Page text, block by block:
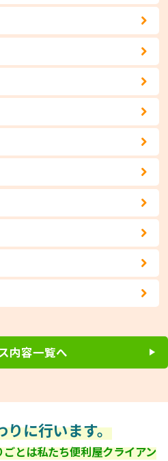
内容一覧へ
りに行います。
とは私たち便利屋クライアン